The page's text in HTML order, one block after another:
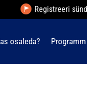
Registreeri
osaleda? Programm